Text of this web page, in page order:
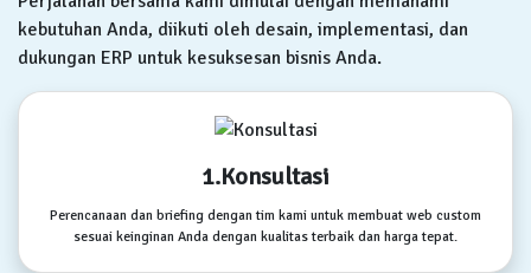
kebutuhan Anda, diikuti oleh desain, implementasi, dan
dukungan ERP untuk kesuksesan bisnis Anda.
1.Konsultasi
Perencanaan dan briefing dengan tim kami untuk membuat web custom
sesuai keinginan Anda dengan kualitas terbaik dan harga tepat.